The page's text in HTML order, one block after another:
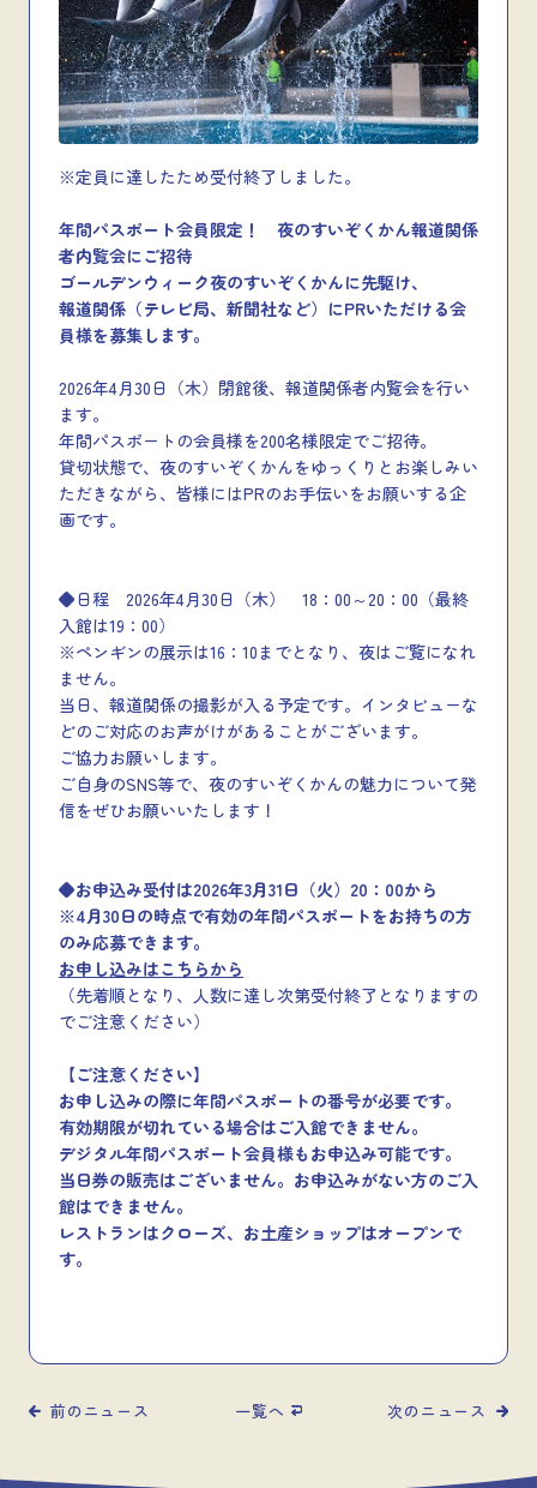
※定員に達したため受付終了しました。
年間パスポート会員限定！ 夜のすいぞくかん報道関係
者内覧会にご招待
ゴールデンウィーク夜のすいぞくかんに先駆け、
報道関係（テレビ局、新聞社など）にPRいただける会
員様を募集します。
2026年4月30日（木）閉館後、報道関係者内覧会を行い
ます。
年間パスポートの会員様を200名様限定でご招待。
貸切状態で、夜のすいぞくかんをゆっくりとお楽しみい
ただきながら、皆様にはPRのお手伝いをお願いする企
画です。
◆日程 2026年4月30日（木） 18：00～20：00（最終
入館は19：00）
※ペンギンの展示は16：10までとなり、夜はご覧になれ
ません。
当日、報道関係の撮影が入る予定です。インタビューな
どのご対応のお声がけがあることがございます。
ご協力お願いします。
ご自身のSNS等で、夜のすいぞくかんの魅力について発
信をぜひお願いいたします！
◆お申込み受付は2026年3月31日（火）20：00から
※4月30日の時点で有効の年間パスポートをお持ちの方
のみ応募できます。
お申し込みはこちらから
（先着順となり、人数に達し次第受付終了となりますの
でご注意ください）
【ご注意ください】
お申し込みの際に年間パスポートの番号が必要です。
有効期限が切れている場合はご入館できません。
デジタル年間パスポート会員様もお申込み可能です。
当日券の販売はございません。お申込みがない方のご入
館はできません。
レストランはクローズ、お土産ショップはオープンで
す。
前のニュース 一覧へ 次のニュース